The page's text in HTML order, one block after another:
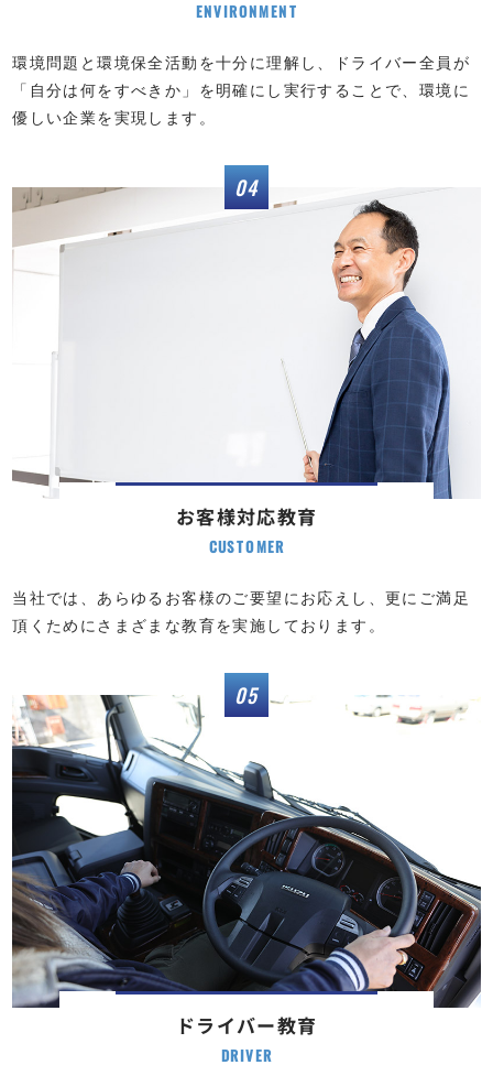
ENVIRONMENT
環境問題と環境保全活動を十分に理解し、ドライバー全員が
「自分は何をすべきか」を明確にし実行することで、環境に
優しい企業を実現します。
04
お客様対応教育
CUSTOMER
当社では、あらゆるお客様のご要望にお応えし、更にご満足
頂くためにさまざまな教育を実施しております。
05
ドライバー教育
DRIVER